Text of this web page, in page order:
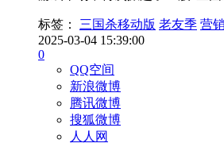
标签： 三国杀移动版 老友季 营销
2025-03-04 15:39:00
0
QQ空间
新浪微博
腾讯微博
搜狐微博
人人网